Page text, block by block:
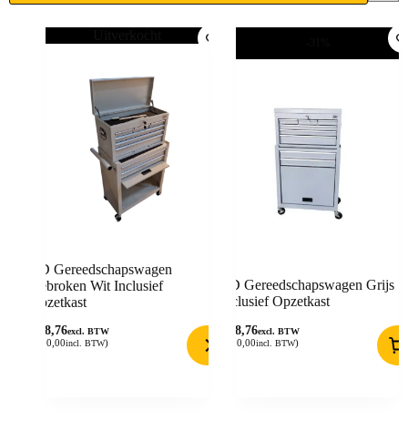
BD Gereedschapswagen
Gebroken Wit Inclusief
Opzetkast
148,76excl. BTW
180,00incl. BTW)
BD Gereedschapswagen Grijs
Inclusief Opzetkast
148,76excl. BTW
180,00incl. BTW)